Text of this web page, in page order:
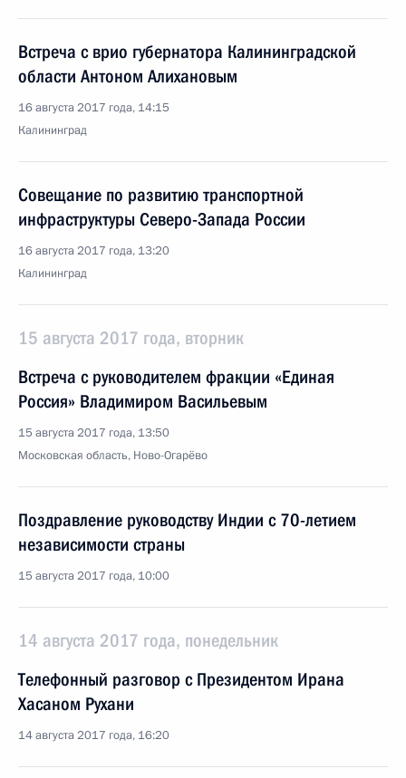
Встреча с врио губернатора Калининградской
области Антоном Алихановым
16 августа 2017 года, 14:15
Калининград
Совещание по развитию транспортной
инфраструктуры Северо-Запада России
16 августа 2017 года, 13:20
Калининград
15 августа 2017 года, вторник
Встреча с руководителем фракции «Единая
Россия» Владимиром Васильевым
15 августа 2017 года, 13:50
Московская область, Ново-Огарёво
Поздравление руководству Индии с 70-летием
независимости страны
15 августа 2017 года, 10:00
14 августа 2017 года, понедельник
Телефонный разговор с Президентом Ирана
Хасаном Рухани
14 августа 2017 года, 16:20